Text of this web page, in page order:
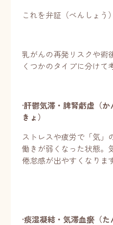
これを弁証（べんしょう
乳がんの再発リスクや術
くつかのタイプに分けて
•肝鬱気滞・脾腎虧虚（
きょ）
ストレスや疲労で「気」
働きが弱くなった状態。
倦怠感が出やすくなりま
•痰湿凝結・気滞血瘀（